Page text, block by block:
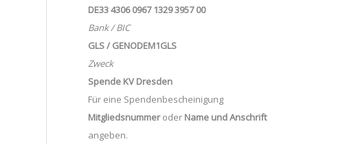
DE33 4306 0967 1329 3957 00
Bank / BIC
GLS / GENODEM1GLS
Zweck
Spende KV Dresden
Für eine Spendenbescheinigung
Mitgliedsnummeroder Name und Anschrift
angeben.